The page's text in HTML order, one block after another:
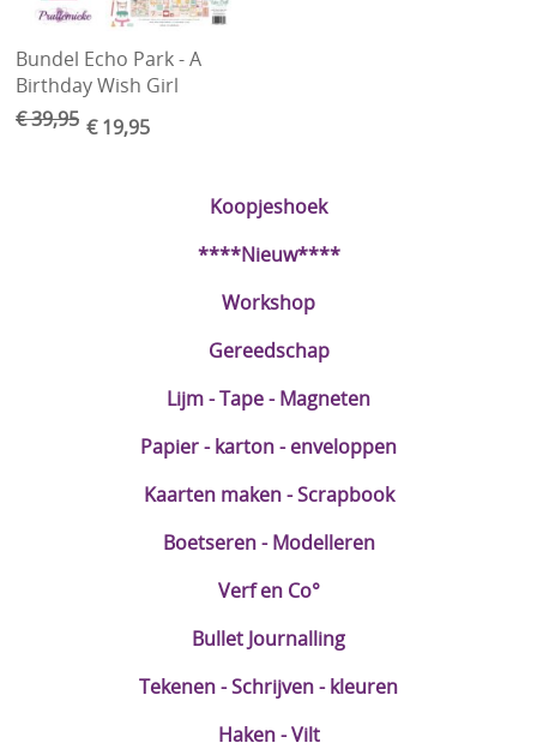
Koopjeshoek
****Nieuw****
Workshop
Gereedschap
Lijm - Tape - Magneten
Papier - karton - enveloppen
Kaarten maken - Scrapbook
Boetseren - Modelleren
Verf en Co°
Bullet Journalling
Tekenen - Schrijven - kleuren
Haken - Vilt
Bundel Echo Park - A
Birthday Wish Girl
€ 39,95 € 19,95